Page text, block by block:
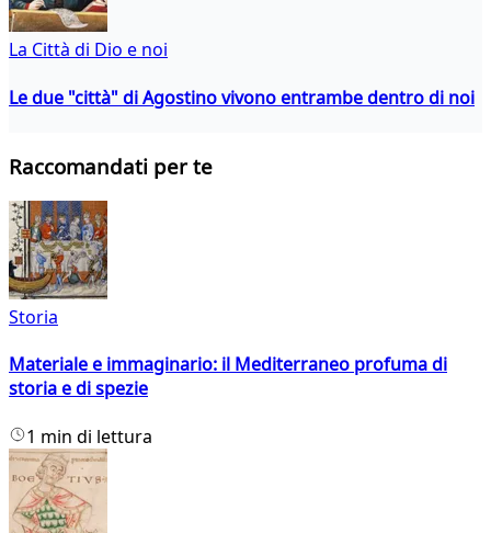
La Città di Dio e noi
Le due "città" di Agostino vivono entrambe dentro di noi
Raccomandati per te
Storia
Materiale e immaginario: il Mediterraneo profuma di
storia e di spezie
1 min di lettura